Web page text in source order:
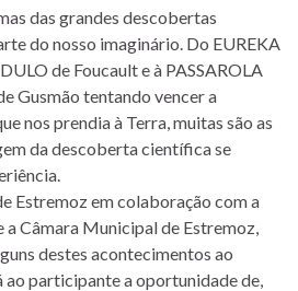
das grandes descobertas
do nosso imaginário. Do EUREKA
de Foucault e à PASSAROLA
Gusmão tentando vencer a
nos prendia à Terra, muitas são as
da descoberta científica se
Estremoz em colaboração com a
a Câmara Municipal de Estremoz,
destes acontecimentos ao
ao participante a oportunidade de,